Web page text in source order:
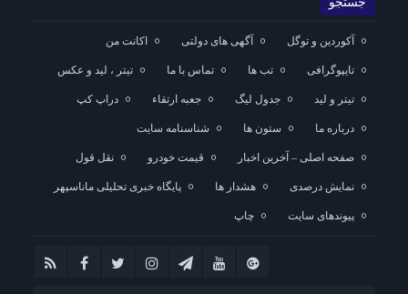
آکوردین و توگل آگهی های دولتی اکانت من
تایپوگرافی تب ها تماس با ما تیتر ، لید و عکس
تیتر و لید جدول لیگ جعبه ارتقاء دراپ کپ
درباره ما ستون ها شناسنامه سایت
صفحه اصلی – آخرین اخبار قیمت خودرو نقل قول
نمایش درصدی هشدار ها پایگاه خبری تحلیلی ماناسپهر
پیوندهای سایت چاپ